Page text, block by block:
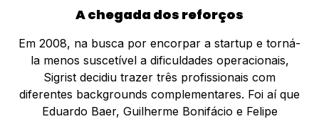
A chegada dos reforços
Em 2008, na busca por encorpar a startup e torná-
la menos suscetível a dificuldades operacionais,
Sigrist decidiu trazer três profissionais com
diferentes backgrounds complementares. Foi aí que
Eduardo Baer, Guilherme Bonifácio e Felipe